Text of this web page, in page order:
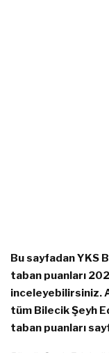
Bu sayfadan YKS
taban puanları
inceleyebilirsiniz.
tüm Bilecik Şeyh
taban puanları